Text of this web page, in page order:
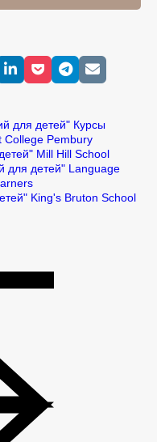
Курсы
College Pembury
Mill Hill School
Language
King's Bruton School